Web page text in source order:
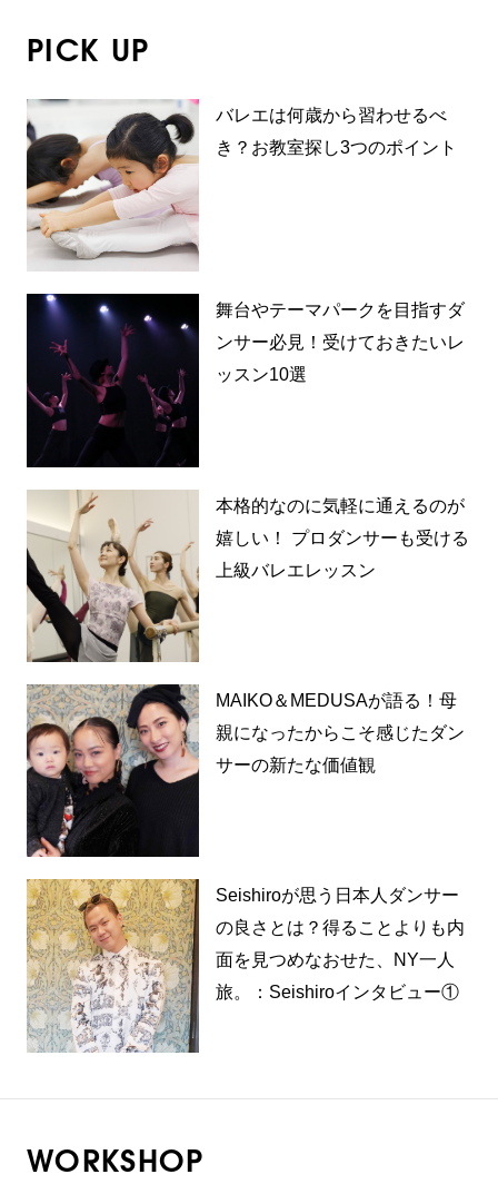
PICK UP
バレエは何歳から習わせるべ
き？お教室探し3つのポイント
舞台やテーマパークを目指すダ
ンサー必見！受けておきたいレ
ッスン10選
本格的なのに気軽に通えるのが
嬉しい！ プロダンサーも受ける
上級バレエレッスン
MAIKO＆MEDUSAが語る！母
親になったからこそ感じたダン
サーの新たな価値観
Seishiroが思う日本人ダンサー
の良さとは？得ることよりも内
面を見つめなおせた、NY一人
旅。：Seishiroインタビュー①
WORKSHOP